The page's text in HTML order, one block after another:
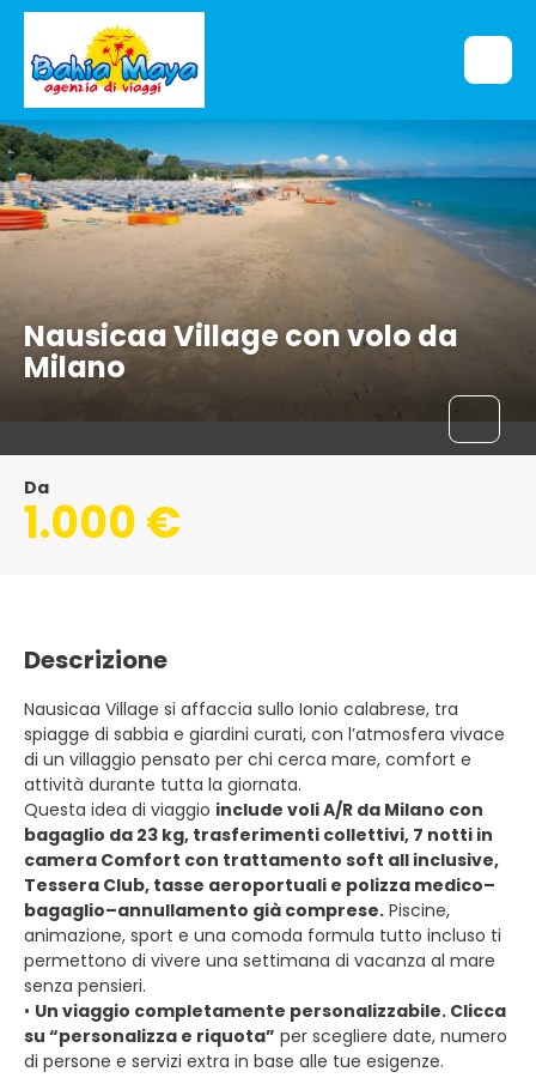
Nausicaa Village con volo da
Milano
Da
1.000 €
Descrizione
Nausicaa Village si affaccia sullo Ionio calabrese, tra
spiagge di sabbia e giardini curati, con l’atmosfera vivace
di un villaggio pensato per chi cerca mare, comfort e
attività durante tutta la giornata.
Questa idea di viaggio include voli A/R da Milano con
bagaglio da 23 kg, trasferimenti collettivi, 7 notti in
camera Comfort con trattamento soft all inclusive,
Tessera Club, tasse aeroportuali e polizza medico–
bagaglio–annullamento già comprese. Piscine,
animazione, sport e una comoda formula tutto incluso ti
permettono di vivere una settimana di vacanza al mare
senza pensieri.
• Un viaggio completamente personalizzabile. Clicca
su “personalizza e riquota” per scegliere date, numero
di persone e servizi extra in base alle tue esigenze.